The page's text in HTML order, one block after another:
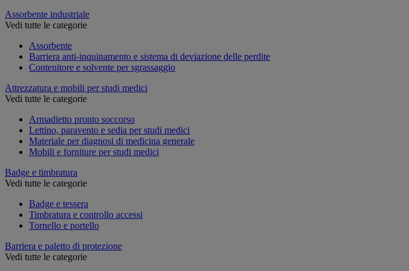
Assorbente industriale
Vedi tutte le categorie
Assorbente
Barriera anti-inquinamento e sistema di deviazione delle perdite
Contenitore e solvente per sgrassaggio
Attrezzatura e mobili per studi medici
Vedi tutte le categorie
Armadietto pronto soccorso
Lettino, paravento e sedia per studi medici
Materiale per diagnosi di medicina generale
Mobili e forniture per studi medici
Badge e timbratura
Vedi tutte le categorie
Badge e tessera
Timbratura e controllo accessi
Tornello e portello
Barriera e paletto di protezione
Vedi tutte le categorie